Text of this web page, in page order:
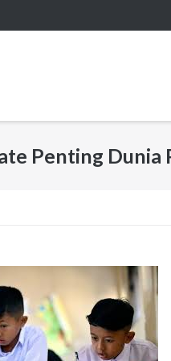
Penting Dunia